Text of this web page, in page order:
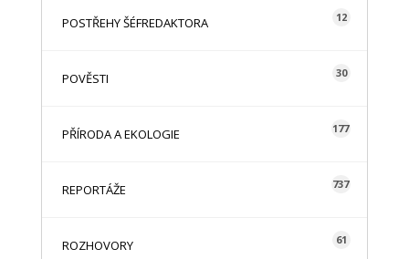
POSTŘEHY ŠÉFREDAKTORA 12
POVĚSTI 30
PŘÍRODA A EKOLOGIE 177
REPORTÁŽE 737
ROZHOVORY 61